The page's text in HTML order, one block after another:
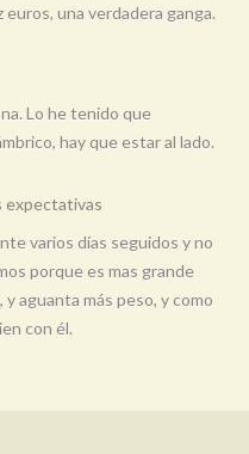
una verdadera ganga.
Lo he tenido que
hay que estar al lado.
expectativas
varios días seguidos y no
porque es mas grande
aguanta más peso, y como
con él.